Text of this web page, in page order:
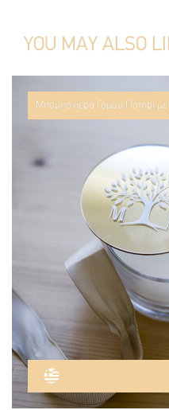
YOU MAY ALSO
Μπομπονιέρα Γάμου Ποτήρι με